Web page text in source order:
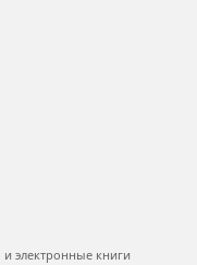
электронные книги